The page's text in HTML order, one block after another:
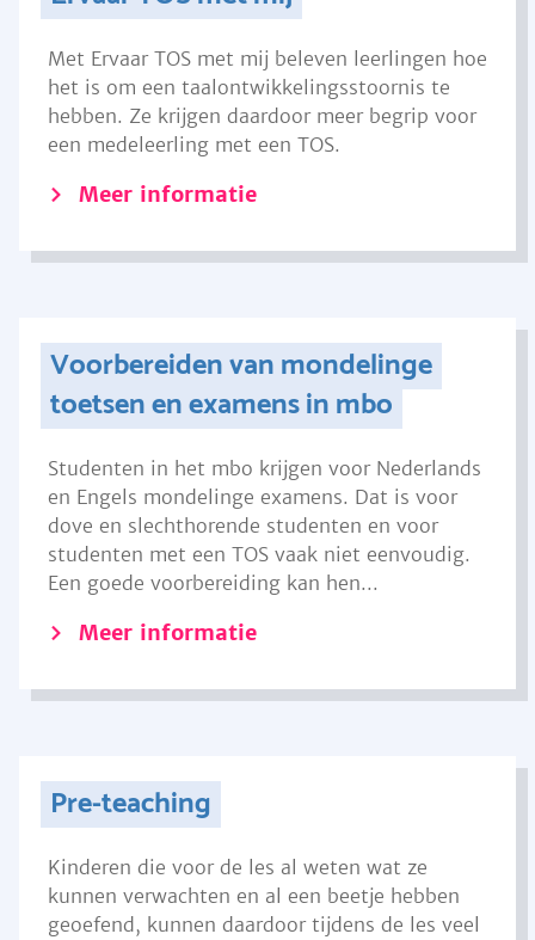
Met Ervaar TOS met mij beleven leerlingen hoe
het is om een taalontwikkelingsstoornis te
hebben. Ze krijgen daardoor meer begrip voor
een medeleerling met een TOS.
Meer informatie
Voorbereiden van mondelinge
toetsen en examens in mbo
Studenten in het mbo krijgen voor Nederlands
en Engels mondelinge examens. Dat is voor
dove en slechthorende studenten en voor
studenten met een TOS vaak niet eenvoudig.
Een goede voorbereiding kan hen...
Meer informatie
Pre-teaching
Kinderen die voor de les al weten wat ze
kunnen verwachten en al een beetje hebben
geoefend, kunnen daardoor tijdens de les veel